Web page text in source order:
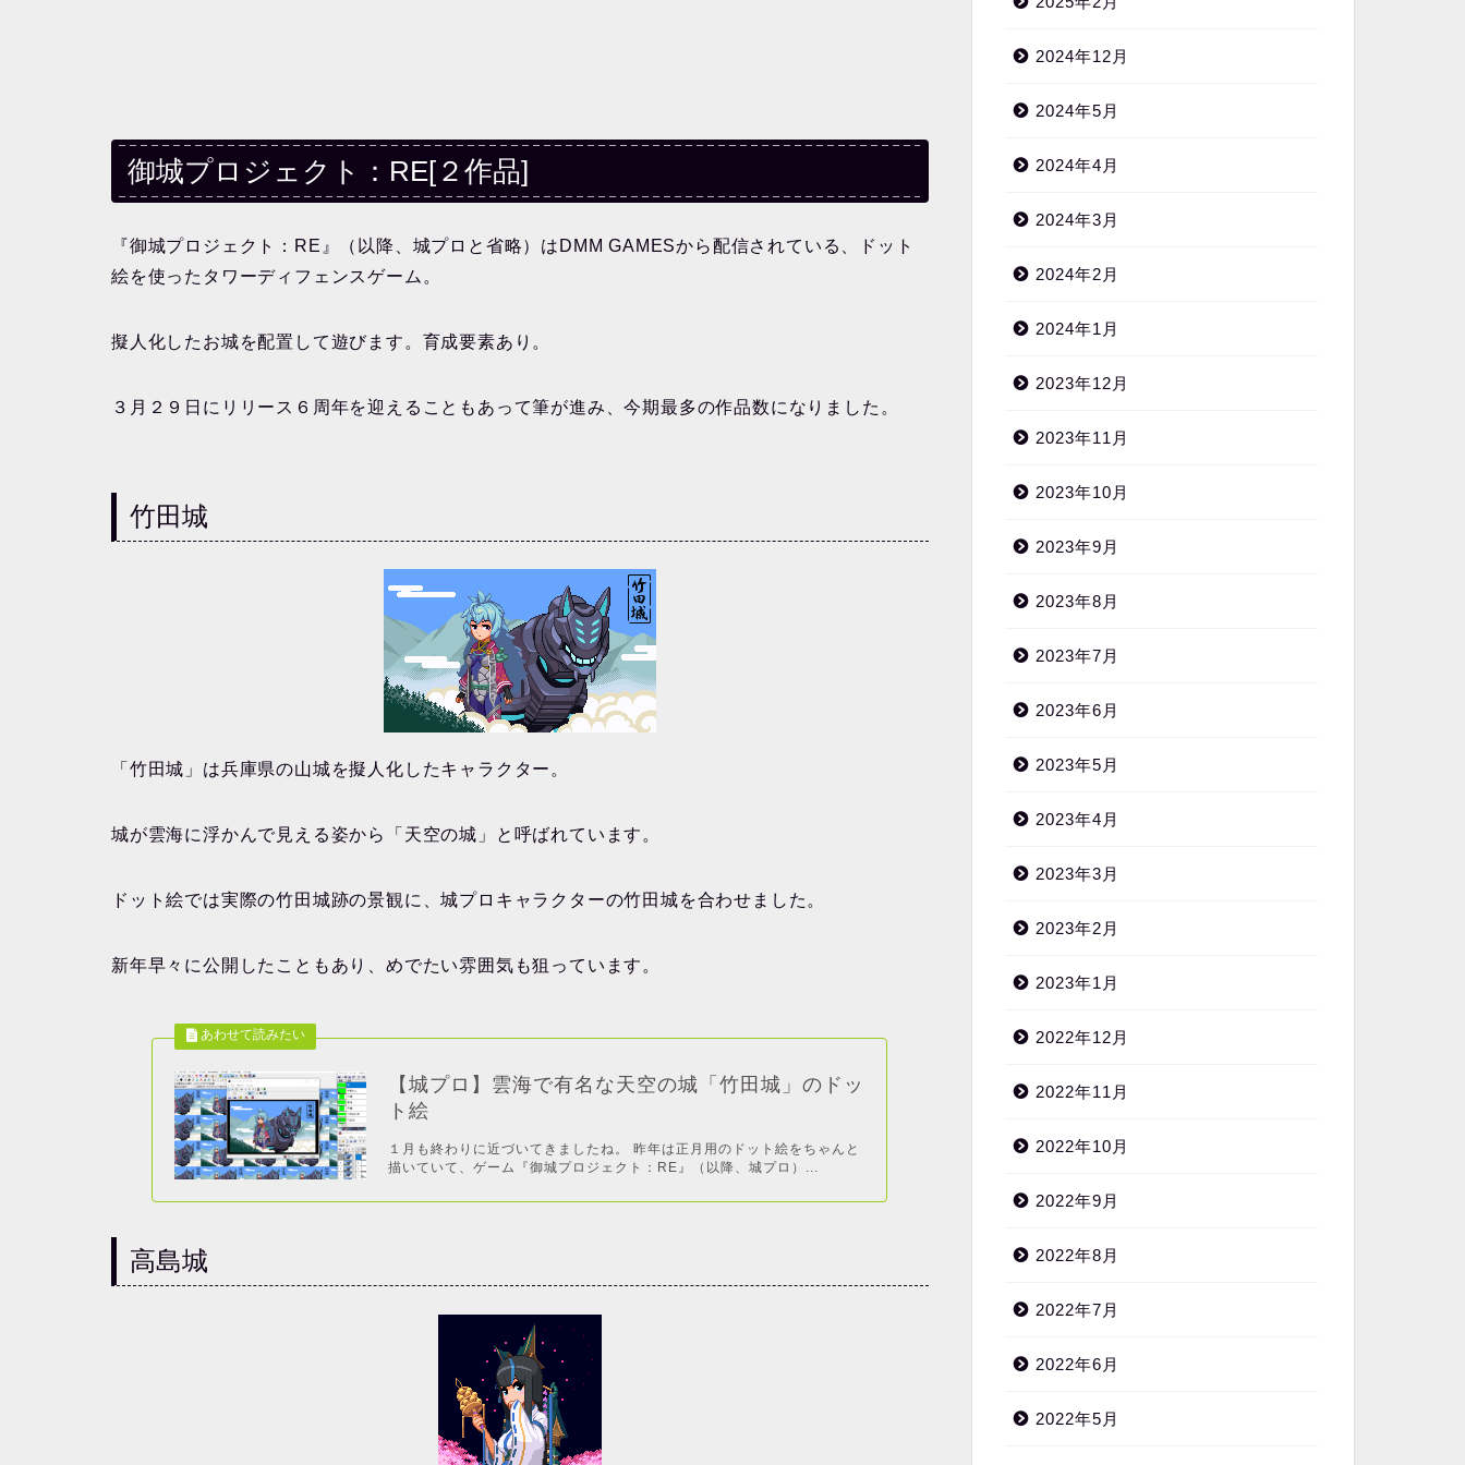
御城プロジェクト：RE[２作品]
『御城プロジェクト：RE』（以降、城プロと省略）はDMM GAMESから配信されている、ドット
絵を使ったタワーディフェンスゲーム。
擬人化したお城を配置して遊びます。育成要素あり。
３月２９日にリリース６周年を迎えることもあって筆が進み、今期最多の作品数になりました。
竹田城
「竹田城」は兵庫県の山城を擬人化したキャラクター。
城が雲海に浮かんで見える姿から「天空の城」と呼ばれています。
ドット絵では実際の竹田城跡の景観に、城プロキャラクターの竹田城を合わせました。
新年早々に公開したこともあり、めでたい雰囲気も狙っています。
【城プロ】雲海で有名な天空の城「竹田城」のドッ
ト絵
１月も終わりに近づいてきましたね。 昨年は正月用のドット絵をちゃんと
描いていて、ゲーム『御城プロジェクト：RE』（以降、城プロ）...
高島城
2024年12月
2024年5月
2024年4月
2024年3月
2024年2月
2024年1月
2023年12月
2023年11月
2023年10月
2023年9月
2023年8月
2023年7月
2023年6月
2023年5月
2023年4月
2023年3月
2023年2月
2023年1月
2022年12月
2022年11月
2022年10月
2022年9月
2022年8月
2022年7月
2022年6月
2022年5月